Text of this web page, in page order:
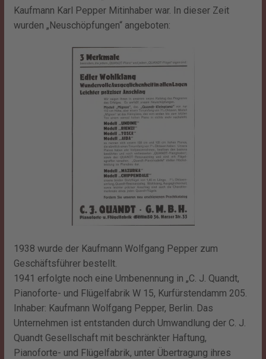
Kaufmann Karl Pepper Mitinhaber war. In dieser Zeit
wurden „Neuschöpfungen“ angeboten:
1938 wurde der Kaufmann Wolfgang Pepper zum
Geschäftsführer bestellt.
1941 erfolgte noch eine Umbenennung in „C. J. Quandt,
Pianoforte- und Flügelfabrik W 15, Kurfürstendamm 205.
Inhaber: Kaufmann Wolfgang Pepper, Berlin. Das
Unternehmen ist entstanden durch Umwandlung der C. J.
Quandt Gesellschaft mit beschränkter Haftung,
Pianoforte- und Flügelfabrik, unter Übertragung ihres